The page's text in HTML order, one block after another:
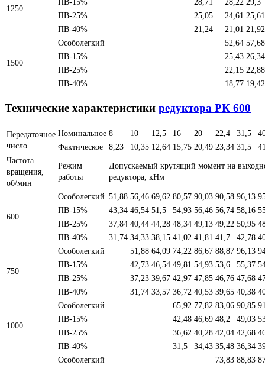
1250
ПВ-15%
28,71 28,22 29,3
ПВ-25%
25,05 24,61 25,61
ПВ-40%
21,24 21,01 21,92
1500
Особолегкий 52,64 57,68
ПВ-15%
25,43 26,34
ПВ-25%
22,15 22,88
ПВ-40%
18,77 19,42
Технические характеристики редуктора РК 600
Передаточное
число
Номинальное 8 10 12,5 16 20 22,4 31,5
Фактическое
8,23 10,35 12,64 15,75 20,49 23,34 31,5
Частота
вращения,
об/мин
Режим
работы
Допускаемый крутящий момент на
редуктора, кНм
600
Особолегкий 51,88 56,46 69,62 80,57 90,03 90,58 96,13
ПВ-15%
43,34 46,54 51,5 54,93 56,46 56,74 58,16
ПВ-25%
37,84 40,44 44,28 48,34 49,13 49,22 50,95
ПВ-40%
31,74 34,33 38,15 41,02 41,81 41,7 42,78
750
Особолегкий 51,88 64,09 74,22 86,67 88,87 96,13
ПВ-15%
42,73 46,54 49,81 54,93 53,6 55,37
ПВ-25%
37,23 39,67 42,97 47,85 46,76 47,68
ПВ-40%
31,74 33,57 36,72 40,53 39,65 40,38
1000
Особолегкий 65,92 77,82 83,06 90,85
ПВ-15%
42,48 46,69 48,2 49,03
ПВ-25%
36,62 40,28 42,04 42,68
ПВ-40%
31,5 34,43 35,48 36,34
Особолегкий 73,83 88,83